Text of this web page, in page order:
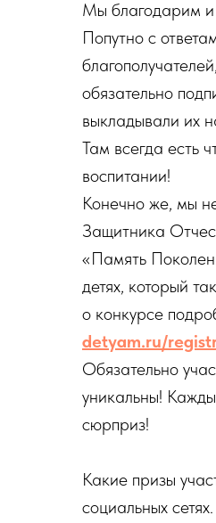
Мы благодарим и
Попутно с
обязательно
выкладывали их
Там всегда есть
воспитании!
Конечно же, мы
Защитника
«Память
детях, который
о конкурсе
detyam.ru/
Обязательно
уникальны!
сюрприз!
Какие призы
социальных